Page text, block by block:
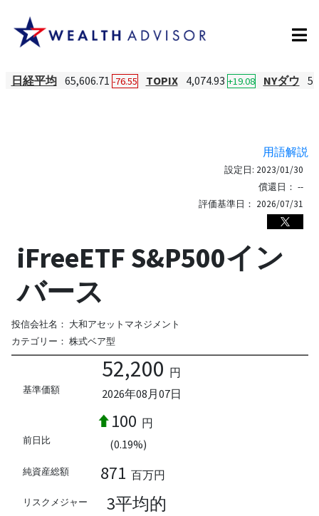
日経平均 65,606.71 -76.55 TOPIX 4,074.93 +19.08 NYダウ
用語解説
設定日: 2023/01/30
償還日： --
評価基準日： 2026/07/31
iFreeETF S&P500イン
バース
投信会社名： 大和アセットマネジメント
カテゴリー： 株式ベア型
基準価額
52,200 円
2026年08月07日
前日比
100 円
(0.19%)
純資産総額 871 百万円
リスクメジャー 3平均的